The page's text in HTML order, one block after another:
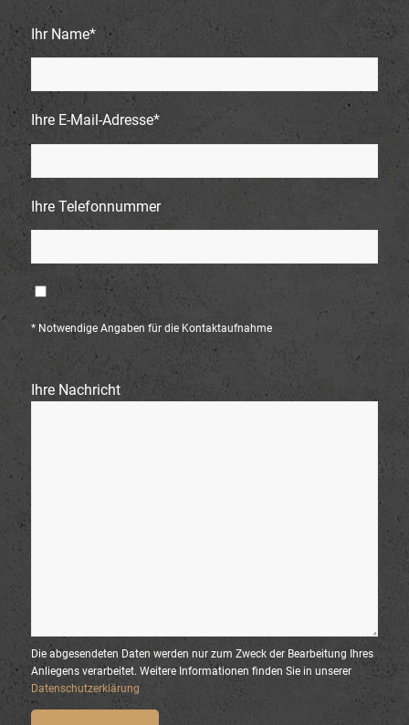
Ihr Name*
Ihre E-Mail-Adresse*
Ihre Telefonnummer
Ich bitte um Rückruf
* Notwendige Angaben für die Kontaktaufnahme
Ihre Nachricht
Die abgesendeten Daten werden nur zum Zweck der Bearbeitung Ihres
Anliegens verarbeitet. Weitere Informationen finden Sie in unserer
Datenschutzerklärung